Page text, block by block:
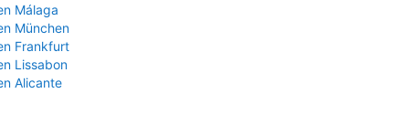
Málaga
München
Frankfurt
Lissabon
Alicante